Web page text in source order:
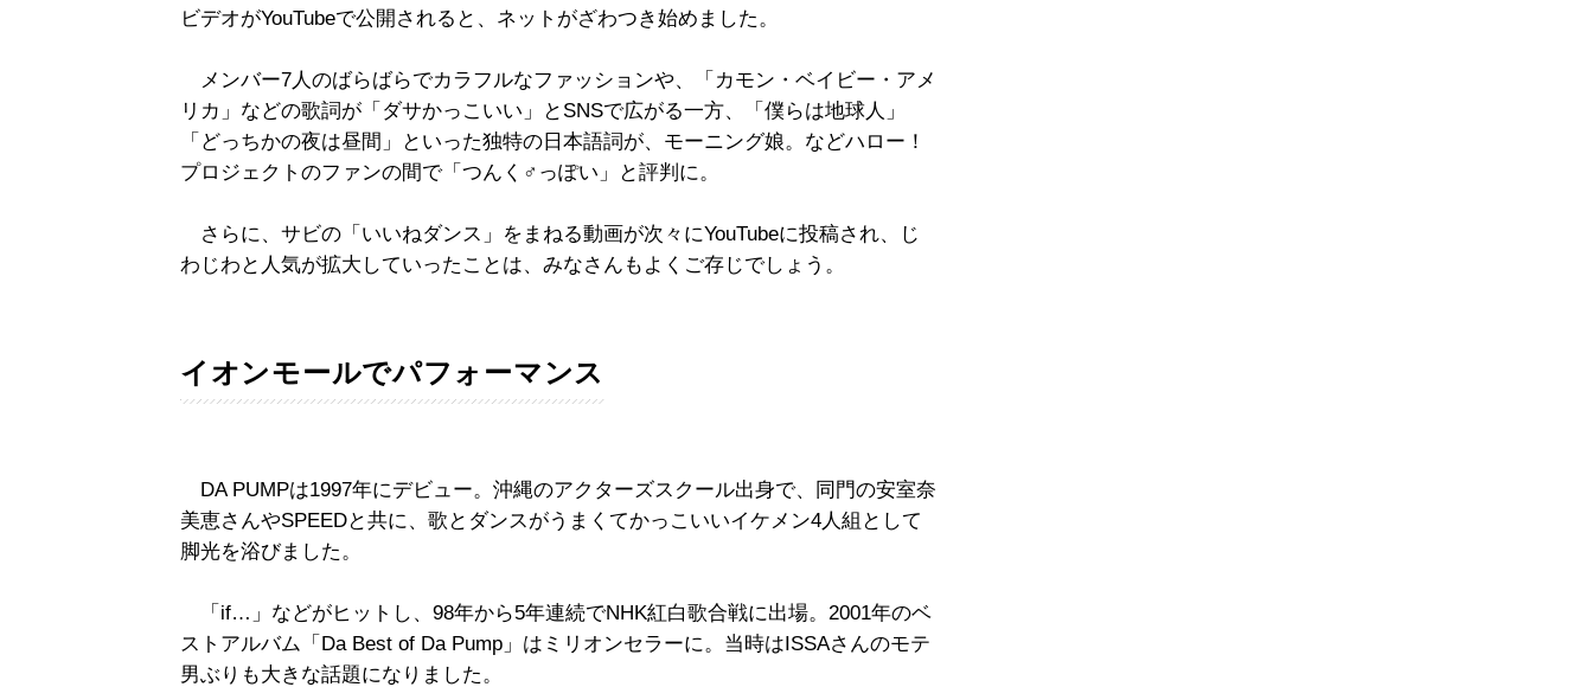
ビデオがYouTubeで公開されると、ネットがざわつき始めました。
メンバー7人のばらばらでカラフルなファッションや、「カモン・ベイビー・アメ
リカ」などの歌詞が「ダサかっこいい」とSNSで広がる一方、「僕らは地球人」
「どっちかの夜は昼間」といった独特の日本語詞が、モーニング娘。などハロー！
プロジェクトのファンの間で「つんく♂っぽい」と評判に。
さらに、サビの「いいねダンス」をまねる動画が次々にYouTubeに投稿され、じ
わじわと人気が拡大していったことは、みなさんもよくご存じでしょう。
イオンモールでパフォーマンス
DA PUMPは1997年にデビュー。沖縄のアクターズスクール出身で、同門の安室奈
美恵さんやSPEEDと共に、歌とダンスがうまくてかっこいいイケメン4人組として
脚光を浴びました。
「if…」などがヒットし、98年から5年連続でNHK紅白歌合戦に出場。2001年のベ
ストアルバム「Da Best of Da Pump」はミリオンセラーに。当時はISSAさんのモテ
男ぶりも大きな話題になりました。